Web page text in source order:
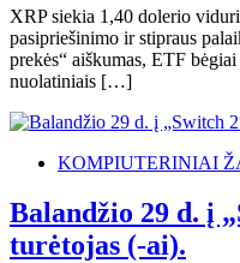
XRP siekia 1,40 dolerio
pasipriešinimo ir stipraus
prekės“ aiškumas, ETF
nuolatiniais […]
KOMPIUTERINIAI
Balandžio 29 d. į
turėtojas (-ai).